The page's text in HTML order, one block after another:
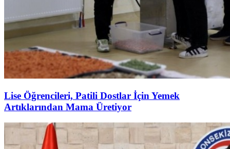
Lise Öğrencileri, Patili Dostlar İçin Yemek
Artıklarından Mama Üretiyor